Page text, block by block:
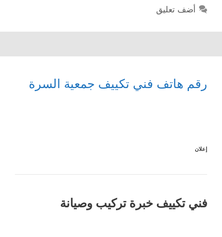
أضف تعليق
رقم هاتف فني تكييف جمعية السرة
إعلان
فني تكييف خبرة تركيب وصيانة